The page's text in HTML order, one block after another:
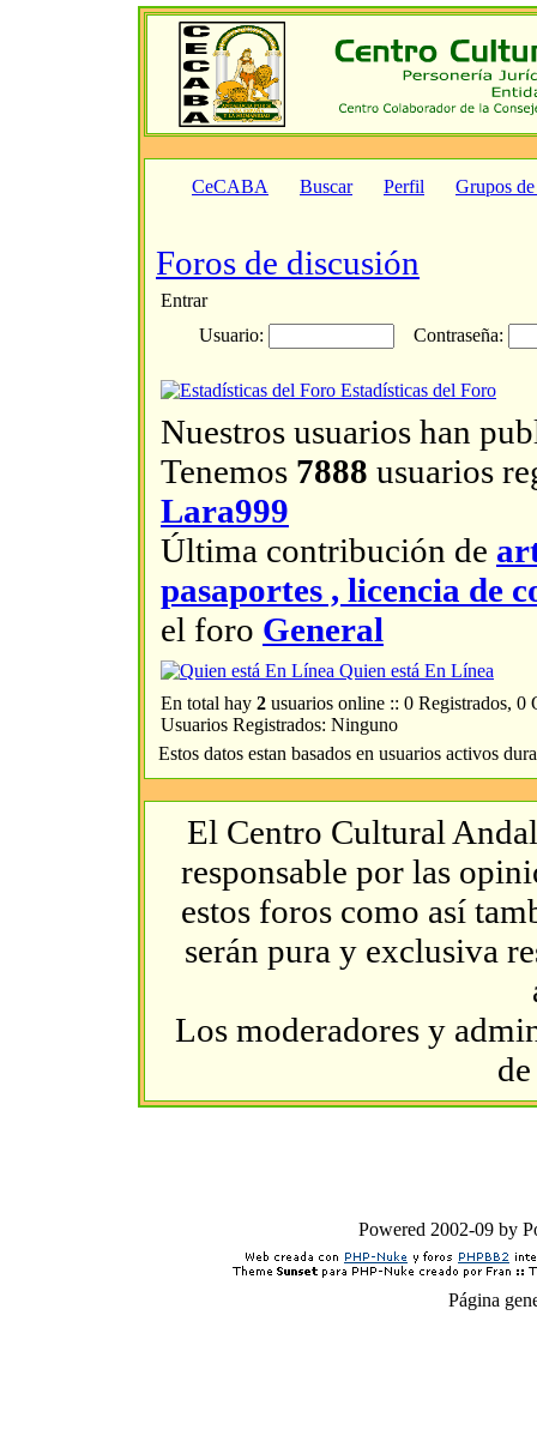
CeCABA Buscar Perfil Grupos
Foros de discusión
Entrar
Usuario:
Contraseña:
Estadísticas del Foro
Nuestros usuarios han
Tenemos 7888 usuarios
Lara999
Última contribución de
pasaportes , licencia de
el foro General
Quien está En Línea
En total hay 2 usuarios online :: 0 Registrados,
Usuarios Registrados: Ninguno
Estos datos estan basados en usuarios activos
El Centro Cultural
responsable por las
estos foros como así
serán pura y exclusiva
Los moderadores y
Powered 2002-09 by
Página